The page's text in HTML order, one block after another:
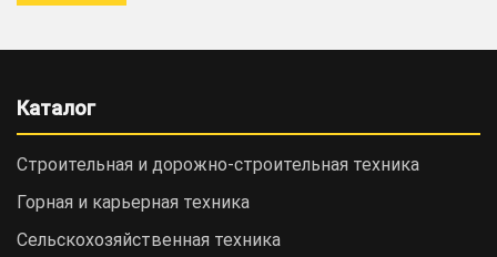
Каталог
Строительная и дорожно-cтроительная техника
Горная и карьерная техника
Сельскохозяйственная техника